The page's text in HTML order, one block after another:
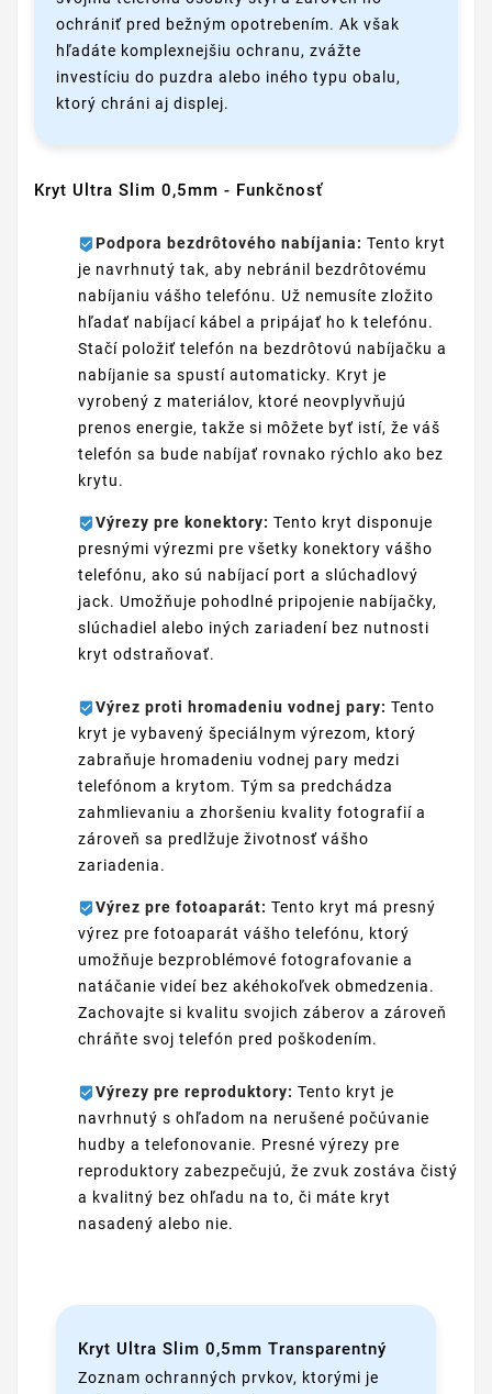
ochrániť pred bežným opotrebením. Ak však
hľadáte komplexnejšiu ochranu, zvážte
investíciu do puzdra alebo iného typu obalu,
ktorý chráni aj displej.
Kryt Ultra Slim 0,5mm - Funkčnosť
Podpora bezdrôtového nabíjania: Tento kryt
je navrhnutý tak, aby nebránil bezdrôtovému
nabíjaniu vášho telefónu. Už nemusíte zložito
hľadať nabíjací kábel a pripájať ho k telefónu.
Stačí položiť telefón na bezdrôtovú nabíjačku a
nabíjanie sa spustí automaticky. Kryt je
vyrobený z materiálov, ktoré neovplyvňujú
prenos energie, takže si môžete byť istí, že váš
telefón sa bude nabíjať rovnako rýchlo ako bez
krytu.
Výrezy pre konektory: Tento kryt disponuje
presnými výrezmi pre všetky konektory vášho
telefónu, ako sú nabíjací port a slúchadlový
jack. Umožňuje pohodlné pripojenie nabíjačky,
slúchadiel alebo iných zariadení bez nutnosti
kryt odstraňovať.
Výrez proti hromadeniu vodnej pary: Tento
kryt je vybavený špeciálnym výrezom, ktorý
zabraňuje hromadeniu vodnej pary medzi
telefónom a krytom. Tým sa predchádza
zahmlievaniu a zhoršeniu kvality fotografií a
zároveň sa predlžuje životnosť vášho
zariadenia.
Výrez pre fotoaparát: Tento kryt má presný
výrez pre fotoaparát vášho telefónu, ktorý
umožňuje bezproblémové fotografovanie a
natáčanie videí bez akéhokoľvek obmedzenia.
Zachovajte si kvalitu svojich záberov a zároveň
chráňte svoj telefón pred poškodením.
Výrezy pre reproduktory: Tento kryt je
navrhnutý s ohľadom na nerušené počúvanie
hudby a telefonovanie. Presné výrezy pre
reproduktory zabezpečujú, že zvuk zostáva čistý
a kvalitný bez ohľadu na to, či máte kryt
nasadený alebo nie.
Kryt Ultra Slim 0,5mm Transparentný
Zoznam ochranných prvkov, ktorými je